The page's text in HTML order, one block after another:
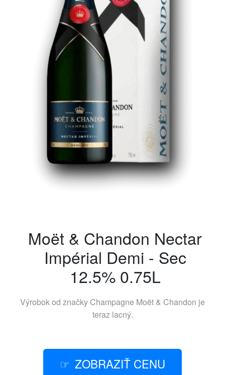
Moët & Chandon Nectar
Impérial Demi - Sec
12.5% 0.75L
Výrobok od značky Champagne Moët & Chandon je
teraz lacný.
ZOBRAZIŤ CENU